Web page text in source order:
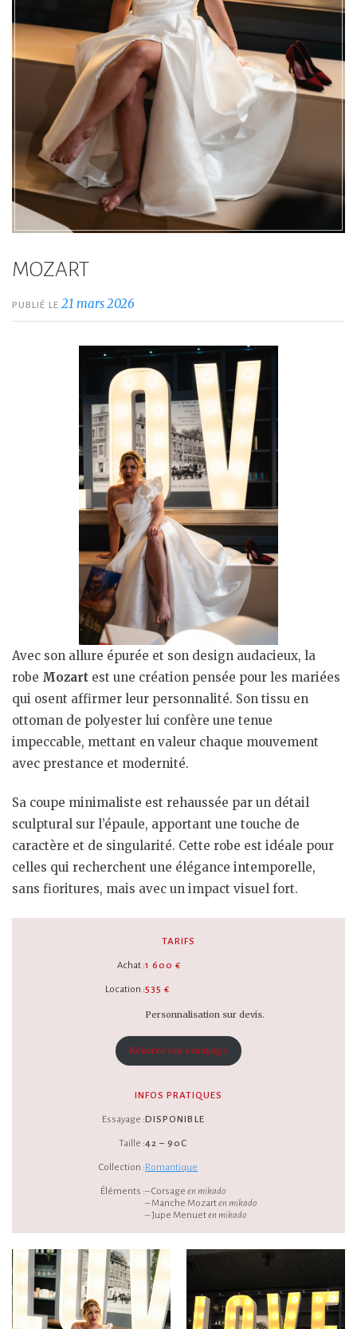
MOZART
PUBLIÉ LE 21 mars 2026
Avec son allure épurée et son design audacieux, la
robe Mozart est une création pensée pour les mariées
qui osent affirmer leur personnalité. Son tissu en
ottoman de polyester lui confère une tenue
impeccable, mettant en valeur chaque mouvement
avec prestance et modernité.
Sa coupe minimaliste est rehaussée par un détail
sculptural sur l’épaule, apportant une touche de
caractère et de singularité. Cette robe est idéale pour
celles qui recherchent une élégance intemporelle,
sans fioritures, mais avec un impact visuel fort.
TARIFS
Achat :
Location :
1 600 €
535 €
Personnalisation sur devis.
Réserve ton essayage
INFOS PRATIQUES
Essayage :
Taille :
Collection :
Éléments :
DISPONIBLE
42 – 90C
Romantique
– Corsageen mikado
– Manche Mozarten mikado
– Jupe Menueten mikado